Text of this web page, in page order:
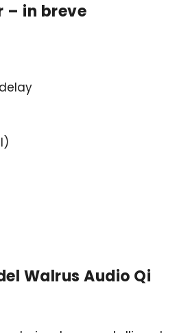
– in breve
Walrus Audio Qi